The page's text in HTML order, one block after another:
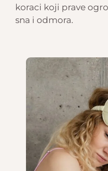
koraci koji prave
sna i odmora.